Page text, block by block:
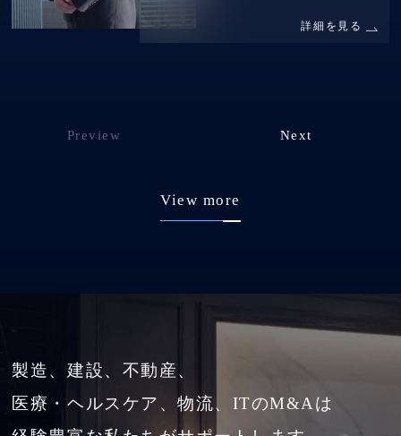
詳細を見る
Preview Next
View more
製造、建設、不動産、
医療・ヘルスケア、物流、ITのM&Aは